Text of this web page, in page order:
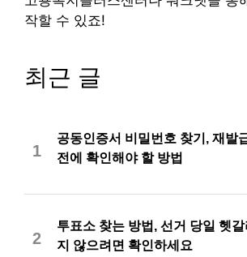
작할 수 있죠!
최근 글
1
공동인증서 비밀번호 찾기, 재발
전에 확인해야 할 방법
2
투표소 찾는 방법, 선거 당일 헷갈
지 않으려면 확인하세요